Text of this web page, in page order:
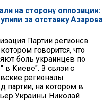
на сторону оппозиции:
за отставку Азарова
Партии регионов
говорится, что
боль украинцев по
в Киеве". В связи с
регионалы
партии, на котором в
Украины Николай